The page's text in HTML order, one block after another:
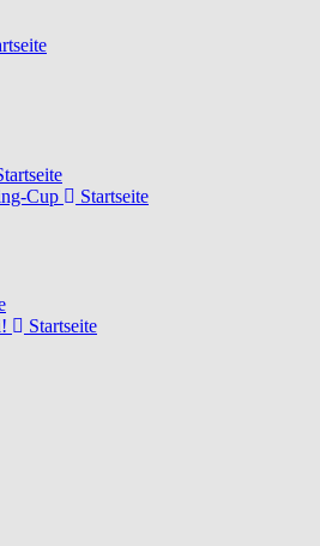
Cup
Startseite
Startseite